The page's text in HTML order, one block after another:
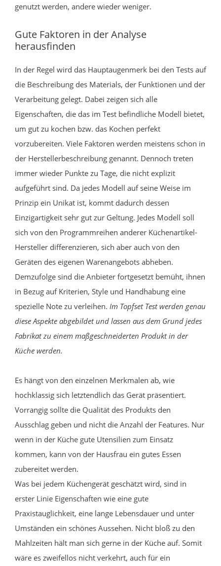
genutzt werden, andere wieder weniger.
Gute Faktoren in der Analyse
herausfinden
In der Regel wird das Hauptaugenmerk bei den Tests auf
die Beschreibung des Materials, der Funktionen und der
Verarbeitung gelegt. Dabei zeigen sich alle
Eigenschaften, die das im Test befindliche Modell bietet,
um gut zu kochen bzw. das Kochen perfekt
vorzubereiten. Viele Faktoren werden meistens schon in
der Herstellerbeschreibung genannt. Dennoch treten
immer wieder Punkte zu Tage, die nicht explizit
aufgeführt sind. Da jedes Modell auf seine Weise im
Prinzip ein Unikat ist, kommt dadurch dessen
Einzigartigkeit sehr gut zur Geltung. Jedes Modell soll
sich von den Programmreihen anderer Küchenartikel-
Hersteller differenzieren, sich aber auch von den
Geräten des eigenen Warenangebots abheben.
Demzufolge sind die Anbieter fortgesetzt bemüht, ihnen
in Bezug auf Kriterien, Style und Handhabung eine
spezielle Note zu verleihen. Im Topfset Test werden genau
diese Aspekte abgebildet und lassen aus dem Grund jedes
Fabrikat zu einem maßgeschneiderten Produkt in der
Küche werden.
Es hängt von den einzelnen Merkmalen ab, wie
hochklassig sich letztendlich das Gerät präsentiert.
Vorrangig sollte die Qualität des Produkts den
Ausschlag geben und nicht die Anzahl der Features. Nur
wenn in der Küche gute Utensilien zum Einsatz
kommen, kann von der Hausfrau ein gutes Essen
zubereitet werden.
Was bei jedem Küchengerät geschätzt wird, sind in
erster Linie Eigenschaften wie eine gute
Praxistauglichkeit, eine lange Lebensdauer und unter
Umständen ein schönes Aussehen. Nicht bloß zu den
Mahlzeiten hält man sich gerne in der Küche auf. Somit
wäre es zweifellos nicht verkehrt, auch für ein